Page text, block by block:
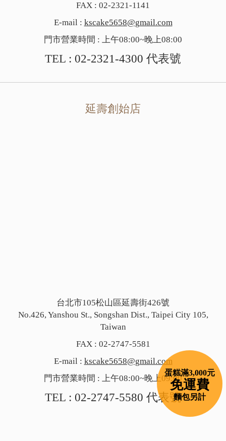
蛋糕滿3,000元
免運費
麵包另計
FAX : 02-2321-1141
E-mail : kscake5658@gmail.com
門市營業時間 : 上午08:00~晚上08:00
TEL : 02-2321-4300 代表號
延壽創始店
台北市105松山區延壽街426號
No.426, Yanshou St., Songshan Dist., Taipei City 105,
Taiwan
FAX : 02-2747-5581
E-mail : kscake5658@gmail.com
門市營業時間 : 上午08:00~晚上09:00
TEL : 02-2747-5580 代表號